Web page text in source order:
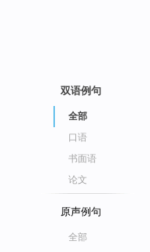
双语例句
全部
口语
书面语
论文
原声例句
全部